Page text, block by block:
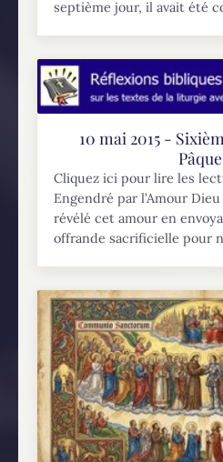
septième jour, il avait été
10 mai 2015 -
Cliquez ici pour lire les
Engendré par l’Amour
révélé cet amour en
offrande sacrificielle pour